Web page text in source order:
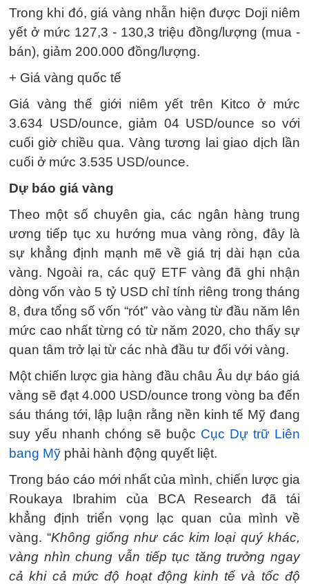
Trong khi đó, giá vàng nhẫn hiện được Doji niêm
yết ở mức 127,3 - 130,3 triệu đồng/lượng (mua -
bán), giảm 200.000 đồng/lượng.
+ Giá vàng quốc tế
Giá vàng thế giới niêm yết trên Kitco ở mức
3.634 USD/ounce, giảm 04 USD/ounce so với
cuối giờ chiều qua. Vàng tương lai giao dịch lần
cuối ở mức 3.535 USD/ounce.
Dự báo giá vàng
Theo một số chuyên gia, các ngân hàng trung
ương tiếp tục xu hướng mua vàng ròng, đây là
sự khẳng định mạnh mẽ về giá trị dài hạn của
vàng. Ngoài ra, các quỹ ETF vàng đã ghi nhận
dòng vốn vào 5 tỷ USD chỉ tính riêng trong tháng
8, đưa tổng số vốn “rót” vào vàng từ đầu năm lên
mức cao nhất từng có từ năm 2020, cho thấy sự
quan tâm trở lại từ các nhà đầu tư đối với vàng.
Một chiến lược gia hàng đầu châu Âu dự báo giá
vàng sẽ đạt 4.000 USD/ounce trong vòng ba đến
sáu tháng tới, lập luận rằng nền kinh tế Mỹ đang
suy yếu nhanh chóng sẽ buộc Cục Dự trữ Liên
bang Mỹ phải hành động quyết liệt.
Trong báo cáo mới nhất của mình, chiến lược gia
Roukaya Ibrahim của BCA Research đã tái
khẳng định triển vọng lạc quan của mình về
vàng. “Không giống như các kim loại quý khác,
vàng nhìn chung vẫn tiếp tục tăng trưởng ngay
cả khi cả mức độ hoạt động kinh tế và tốc độ